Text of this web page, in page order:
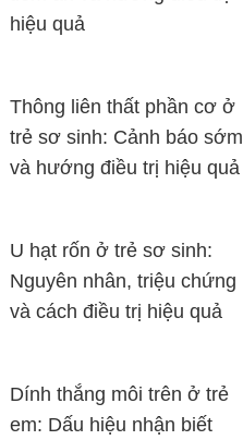
hiệu quả
Thông liên thất phần cơ ở
trẻ sơ sinh: Cảnh báo sớm
và hướng điều trị hiệu quả
U hạt rốn ở trẻ sơ sinh:
Nguyên nhân, triệu chứng
và cách điều trị hiệu quả
Dính thắng môi trên ở trẻ
em: Dấu hiệu nhận biết